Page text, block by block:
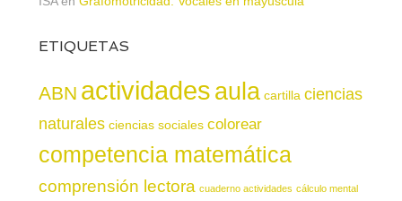
ETIQUETAS
ABN actividadesaula cartilla ciencias
naturales ciencias sociales colorear
competencia matemática
comprensión lectora cuaderno actividades cálculo mental